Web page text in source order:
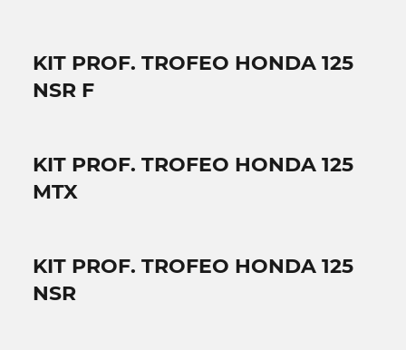
KIT PROF. TROFEO HONDA 125
NSR F
KIT PROF. TROFEO HONDA 125
MTX
KIT PROF. TROFEO HONDA 125
NSR